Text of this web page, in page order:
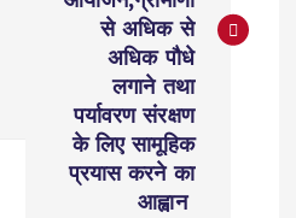
से अधिक से
अधिक पौधे
लगाने तथा
पर्यावरण संरक्षण
के लिए सामूहिक
प्रयास करने का
आह्वान